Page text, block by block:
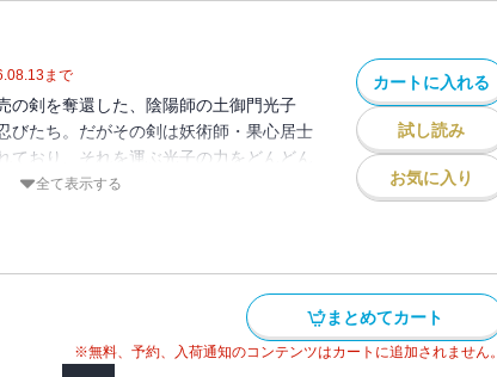
まで
の剣を奪還した、陰陽師の土御門光子
びたち。だがその剣は妖術師・果心居士
ており、それを運ぶ光子の力をどんどん
られた“虫憑き”の妖忍や、松永久秀の
全て表示する
カートに入れる
試し読み
お気に入り
まとめてカート
※無料、予約、入荷通知のコンテンツはカートに追加されません。